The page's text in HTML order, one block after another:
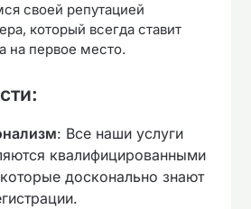
своей репутацией
который всегда ставит
на первое место.
: Все наши услуги
квалифицированными
досконально знают